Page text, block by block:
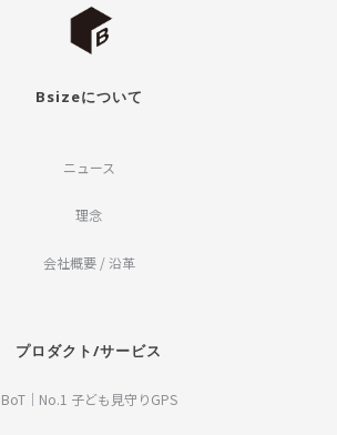
Bsizeについて
ニュース
理念
会社概要 / 沿革
プロダクト/サービス
BoT｜No.1 子ども見守りGPS